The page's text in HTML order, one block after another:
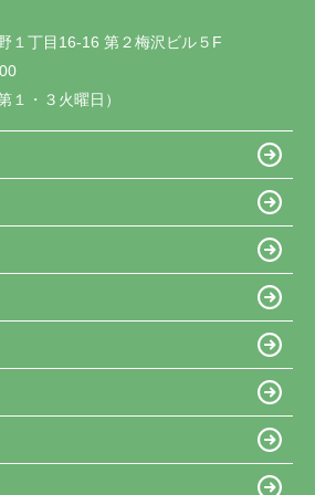
１丁目16-16 第２梅沢ビル５F
１・３火曜日）